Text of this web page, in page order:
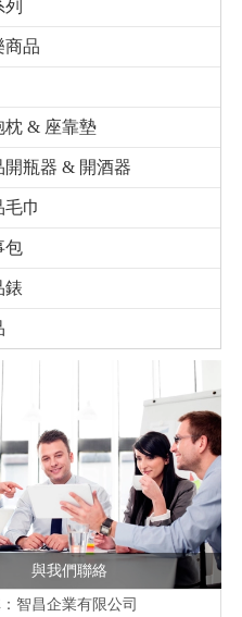
商品
枕 & 座靠墊
開瓶器 & 開酒器
毛巾
包
錶
與我們聯絡
智昌企業有限公司